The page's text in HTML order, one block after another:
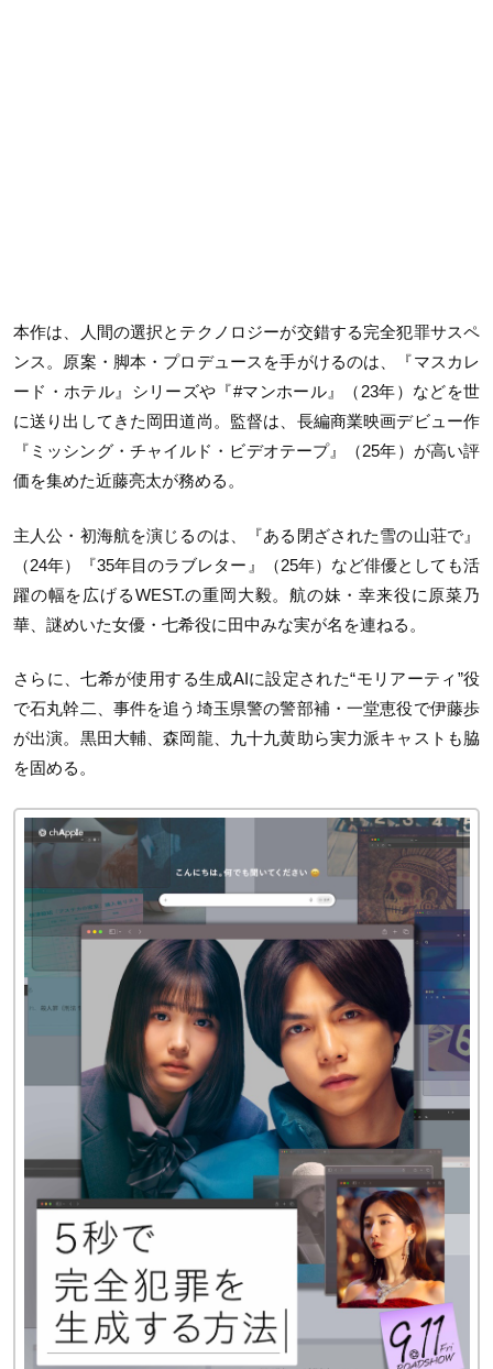
本作は、人間の選択とテクノロジーが交錯する完全犯罪サスペ
ンス。原案・脚本・プロデュースを手がけるのは、『マスカレ
ード・ホテル』シリーズや『#マンホール』（23年）などを世
に送り出してきた岡田道尚。監督は、長編商業映画デビュー作
『ミッシング・チャイルド・ビデオテープ』（25年）が高い評
価を集めた近藤亮太が務める。
主人公・初海航を演じるのは、『ある閉ざされた雪の山荘で』
（24年）『35年目のラブレター』（25年）など俳優としても活
躍の幅を広げるWEST.の重岡大毅。航の妹・幸来役に原菜乃
華、謎めいた女優・七希役に田中みな実が名を連ねる。
さらに、七希が使用する生成AIに設定された“モリアーティ”役
で石丸幹二、事件を追う埼玉県警の警部補・一堂恵役で伊藤歩
が出演。黒田大輔、森岡龍、九十九黄助ら実力派キャストも脇
を固める。